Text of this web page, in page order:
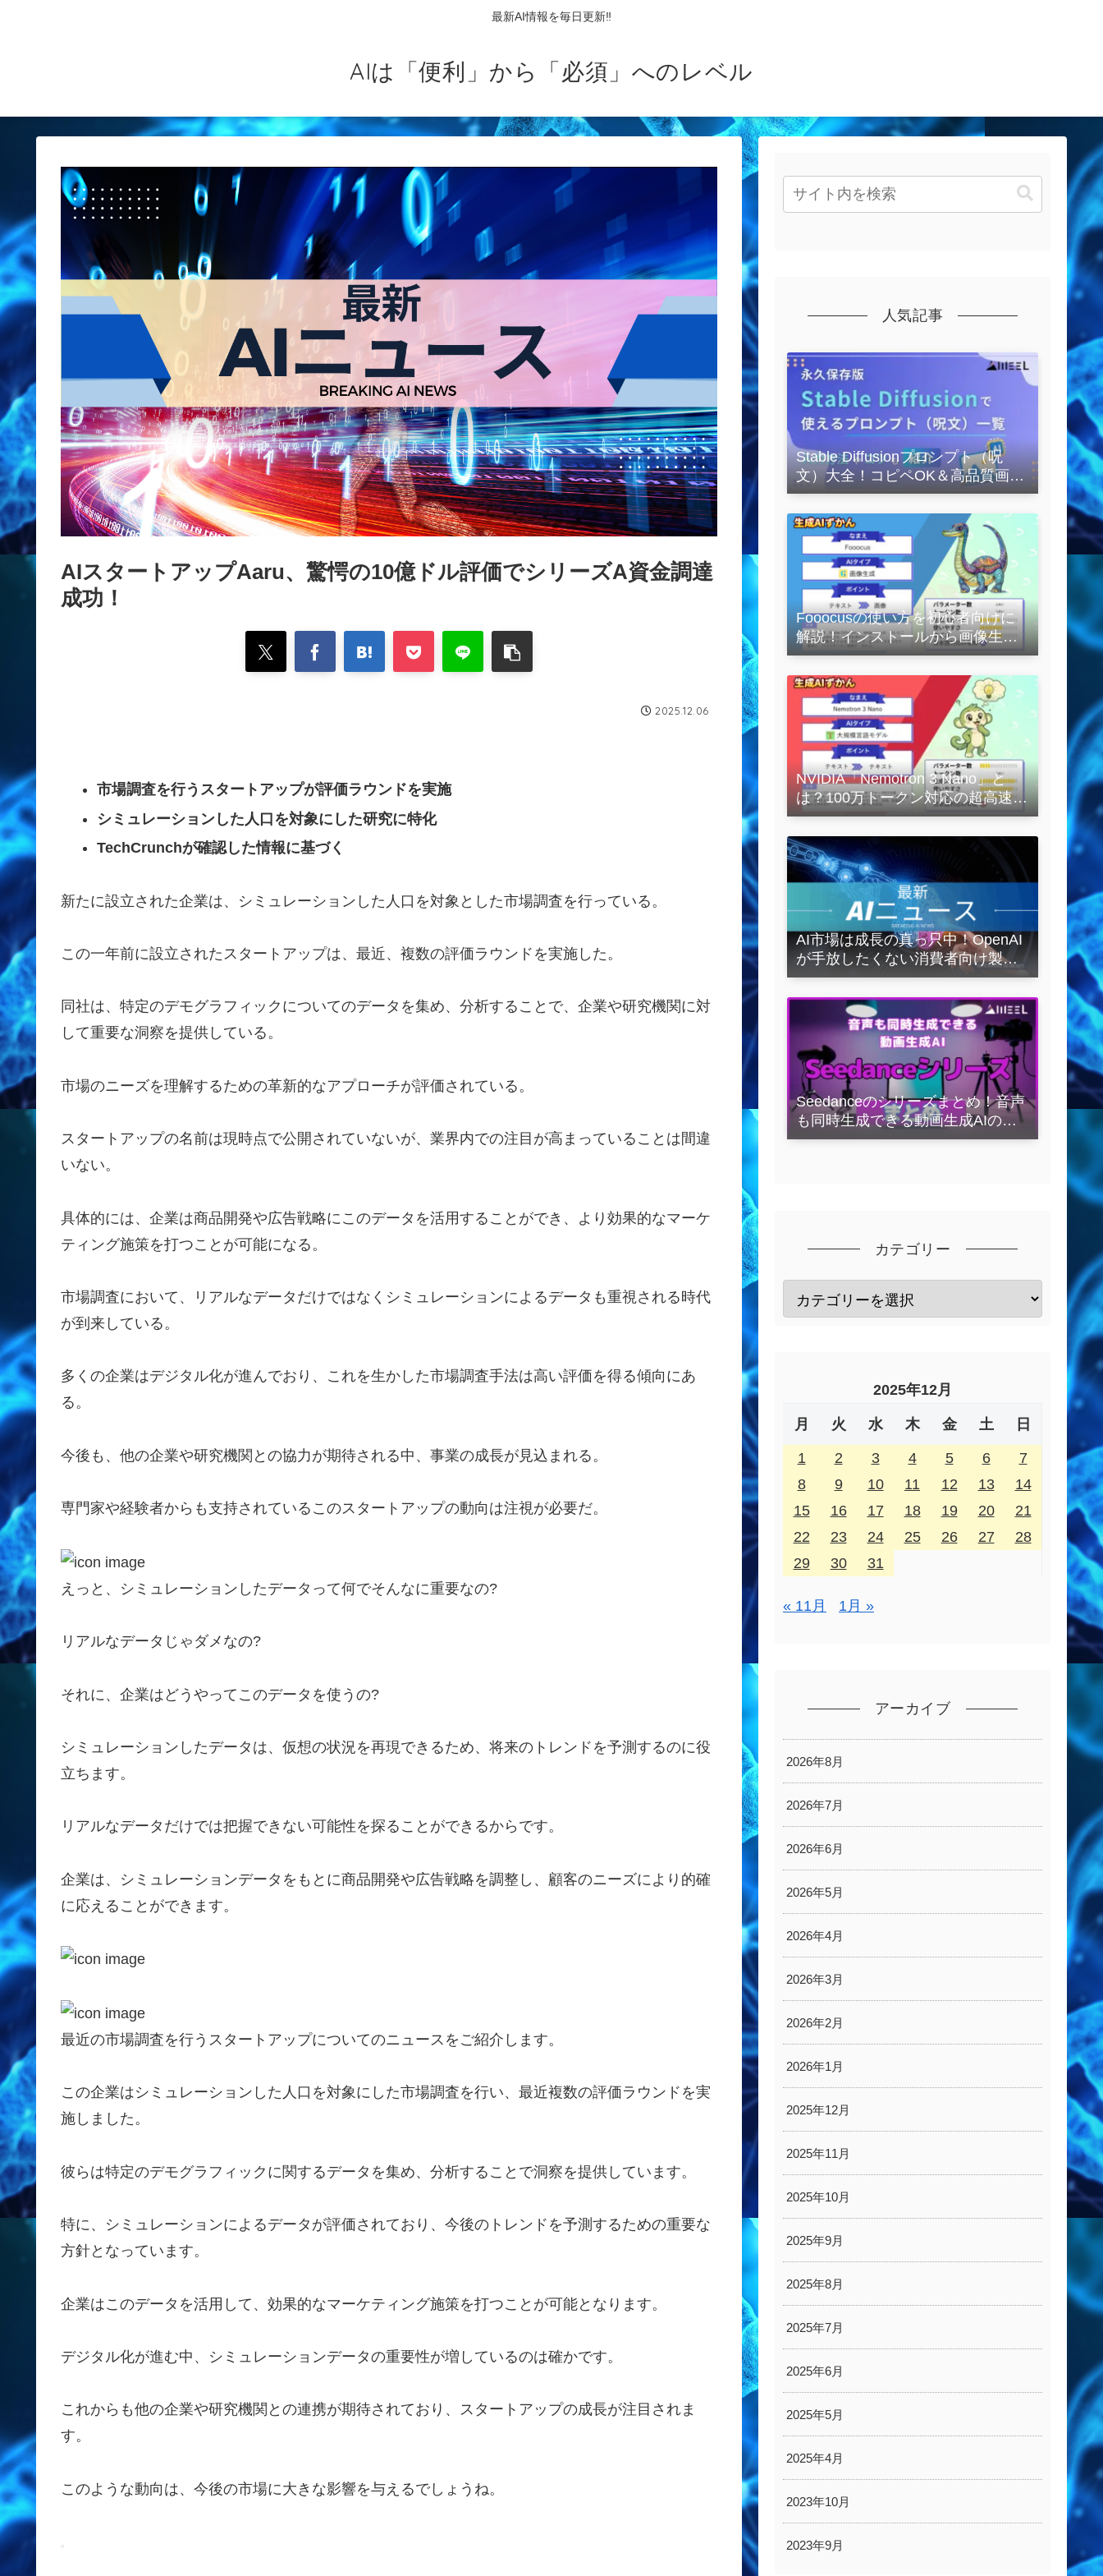
最新AI情報を毎日更新‼
AIは「便利」から「必須」へのレベル
AIスタートアップAaru、驚愕の10億ドル評価でシリーズA資金調達
成功！
2025.12.06
市場調査を行うスタートアップが評価ラウンドを実施
シミュレーションした人口を対象にした研究に特化
TechCrunchが確認した情報に基づく
新たに設立された企業は、シミュレーションした人口を対象とした市場調査を行っている。
この一年前に設立されたスタートアップは、最近、複数の評価ラウンドを実施した。
同社は、特定のデモグラフィックについてのデータを集め、分析することで、企業や研究機関に対
して重要な洞察を提供している。
市場のニーズを理解するための革新的なアプローチが評価されている。
スタートアップの名前は現時点で公開されていないが、業界内での注目が高まっていることは間違
いない。
具体的には、企業は商品開発や広告戦略にこのデータを活用することができ、より効果的なマーケ
ティング施策を打つことが可能になる。
市場調査において、リアルなデータだけではなくシミュレーションによるデータも重視される時代
が到来している。
多くの企業はデジタル化が進んでおり、これを生かした市場調査手法は高い評価を得る傾向にあ
る。
今後も、他の企業や研究機関との協力が期待される中、事業の成長が見込まれる。
専門家や経験者からも支持されているこのスタートアップの動向は注視が必要だ。
えっと、シミュレーションしたデータって何でそんなに重要なの?
リアルなデータじゃダメなの?
それに、企業はどうやってこのデータを使うの?
シミュレーションしたデータは、仮想の状況を再現できるため、将来のトレンドを予測するのに役
立ちます。
リアルなデータだけでは把握できない可能性を探ることができるからです。
企業は、シミュレーションデータをもとに商品開発や広告戦略を調整し、顧客のニーズにより的確
に応えることができます。
最近の市場調査を行うスタートアップについてのニュースをご紹介します。
この企業はシミュレーションした人口を対象にした市場調査を行い、最近複数の評価ラウンドを実
施しました。
彼らは特定のデモグラフィックに関するデータを集め、分析することで洞察を提供しています。
特に、シミュレーションによるデータが評価されており、今後のトレンドを予測するための重要な
方針となっています。
企業はこのデータを活用して、効果的なマーケティング施策を打つことが可能となります。
デジタル化が進む中、シミュレーションデータの重要性が増しているのは確かです。
これからも他の企業や研究機関との連携が期待されており、スタートアップの成長が注目されま
す。
このような動向は、今後の市場に大きな影響を与えるでしょうね。
人気記事
Stable Diffusionプロンプト（呪
文）大全！コピペOK＆高品質画像
を作るコツの完全保存版
Fooocusの使い方を初心者向けに
解説！インストールから画像生成
の実践まで紹介
NVIDIA「Nemotron 3 Nano」と
は？100万トークン対応の超高速
LLMを徹底解説
AI市場は成長の真っ只中！OpenAI
が手放したくない消費者向け製品
とは？
Seedanceのシリーズまとめ！音声
も同時生成できる動画生成AIの全
容を解説
カテゴリー
2025年12月
月 火 水 木 金 土 日
1 2 3 4 5 6
7
8
9 10 11 12 13
14
15
16 17 18 19 20
21
22
23 24 25 26 27
28
29
30 31
« 11月 1月 »
アーカイブ
2026年8月
2026年7月
2026年6月
2026年5月
2026年4月
2026年3月
2026年2月
2026年1月
2025年12月
2025年11月
2025年10月
2025年9月
2025年8月
2025年7月
2025年6月
2025年5月
2025年4月
2023年10月
2023年9月